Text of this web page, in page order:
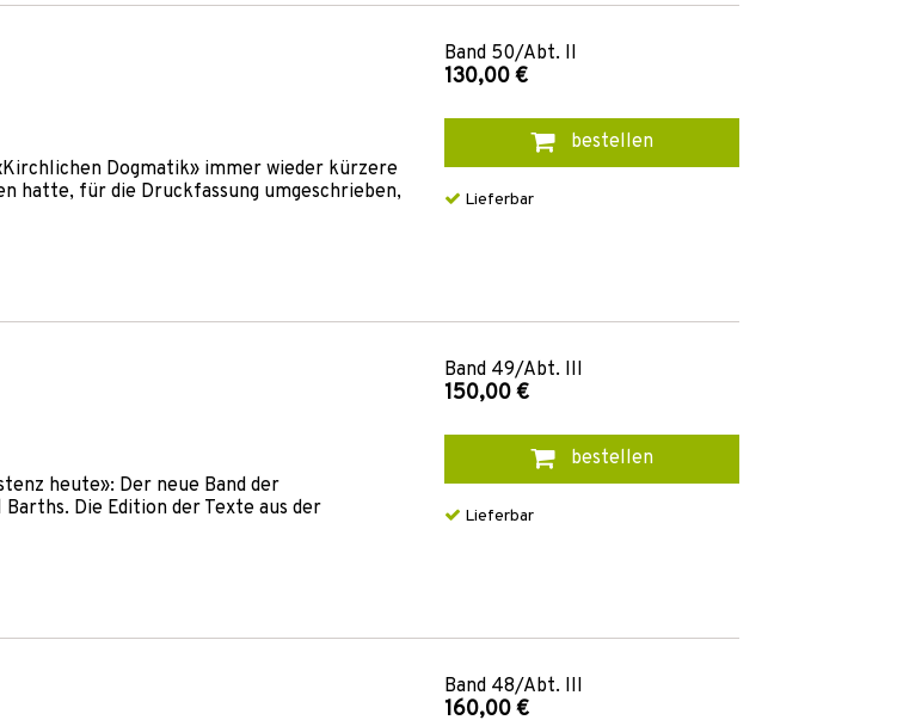
Dogmatik» immer wieder kürzere
hatte, für die Druckfassung umgeschrieben,
Band 50/Abt. II
130,00 €
bestellen
Lieferbar
heute»: Der neue Band der
Die Edition der Texte aus der
Band 49/Abt. III
150,00 €
bestellen
Lieferbar
Band 48/Abt. III
160,00 €